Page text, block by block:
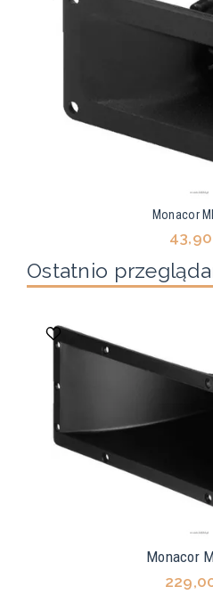
Monacor
43,90
Ostatnio
Monacor